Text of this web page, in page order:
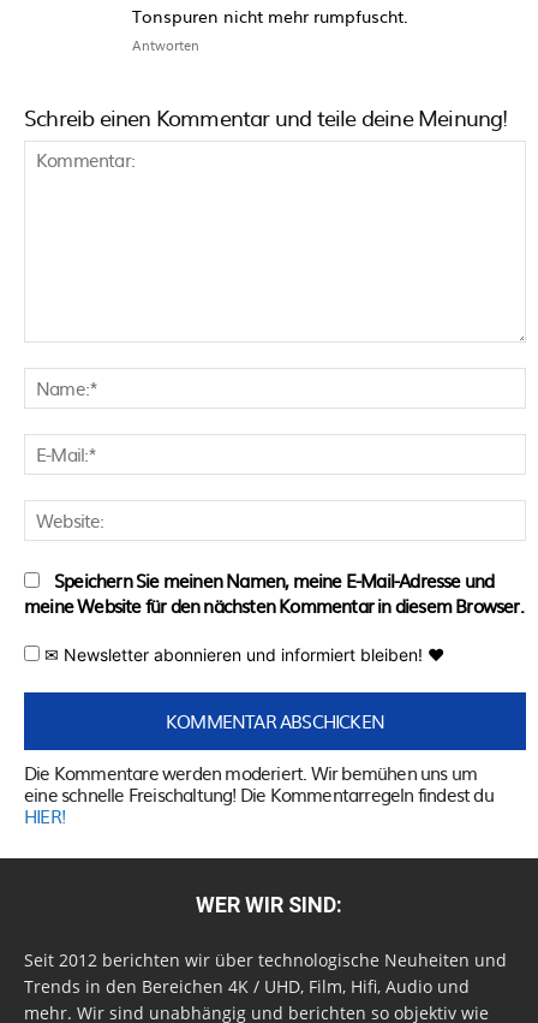
Tonspuren nicht mehr rumpfuscht.
Antworten
Schreib einen Kommentar und teile deine Meinung!
Speichern Sie meinen Namen, meine E-Mail-Adresse und
meine Website für den nächsten Kommentar in diesem Browser.
✉ Newsletter abonnieren und informiert bleiben! ♥
Die Kommentare werden moderiert. Wir bemühen uns um
eine schnelle Freischaltung! Die Kommentarregeln findest du
HIER!
WER WIR SIND:
Seit 2012 berichten wir über technologische Neuheiten und
Trends in den Bereichen 4K / UHD, Film, Hifi, Audio und
mehr. Wir sind unabhängig und berichten so objektiv wie